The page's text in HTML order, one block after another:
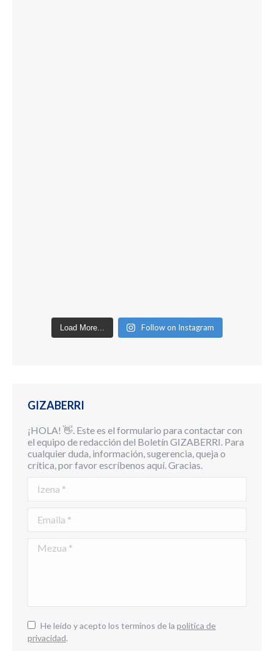
Load More... Follow on Instagram
GIZABERRI
¡HOLA! 👋. Este es el formulario para contactar con
el equipo de redacción del Boletín GIZABERRI. Para
cualquier duda, información, sugerencia, queja o
crítica, por favor escríbenos aquí. Gracias.
Mezua *
He leído y acepto los terminos de la politica de
privacidad.